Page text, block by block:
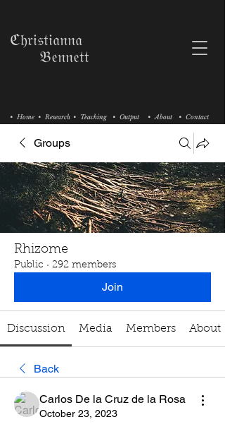
• Research • Teaching
• Home • Output • About • Contact
ℭ𝔥𝔯𝔦𝔰𝔱𝔦𝔞𝔫𝔫𝔞
𝔅𝔢𝔫𝔫𝔢𝔱𝔱
Groups
Rhizome
Public · 292 members
Join
Discussion Media Members About
Back
Carlos De la Cruz de la Rosa
October 23, 2023